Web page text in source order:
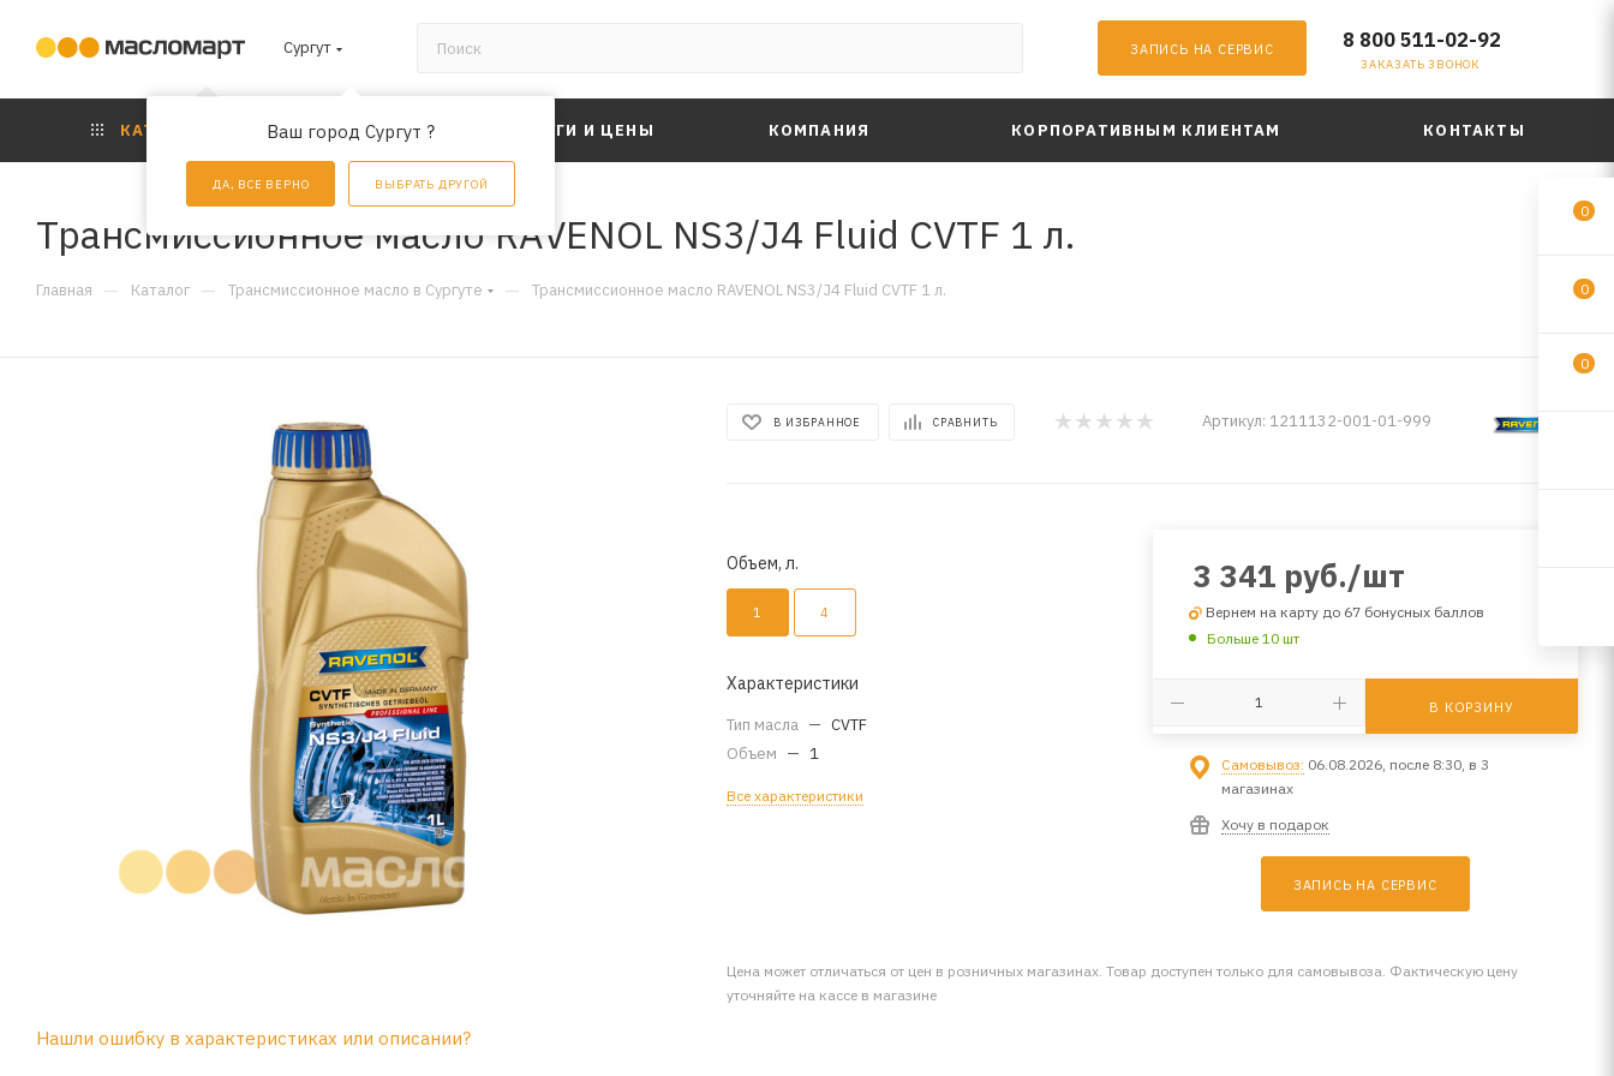
Сургут
Ваш город Сургут ?
ДА, ВСЕ ВЕРНО ВЫБРАТЬ ДРУГОЙ
ЗАПИСЬ НА СЕРВИС 8 800 511-02-92
ЗАКАЗАТЬ ЗВОНОК
КАТАЛОГ АКЦИИ УСЛУГИ И ЦЕНЫ КОМПАНИЯ КОРПОРАТИВНЫМ КЛИЕНТАМ КОНТАКТЫ
Трансмиссионное масло RAVENOL NS3/J4 Fluid CVTF 1 л.
Главная — Каталог — Трансмиссионное масло в Сургуте — Трансмиссионное масло RAVENOL NS3/J4 Fluid CVTF 1 л.
В ИЗБРАННОЕ СРАВНИТЬ Артикул: 1211132-001-01-999
Объем, л.
1 4
Характеристики
Тип масла — CVTF
Объем — 1
Все характеристики
3 341 руб./шт
Вернем на карту до 67 бонусных баллов
Больше 10 шт
В КОРЗИНУ
Самовывоз: 06.08.2026, после 8:30, в 3
магазинах
Хочу в подарок
ЗАПИСЬ НА СЕРВИС
Цена может отличаться от цен в розничных магазинах. Товар доступен только для самовывоза. Фактическую цену
уточняйте на кассе в магазине
Нашли ошибку в характеристиках или описании?
0
0
0